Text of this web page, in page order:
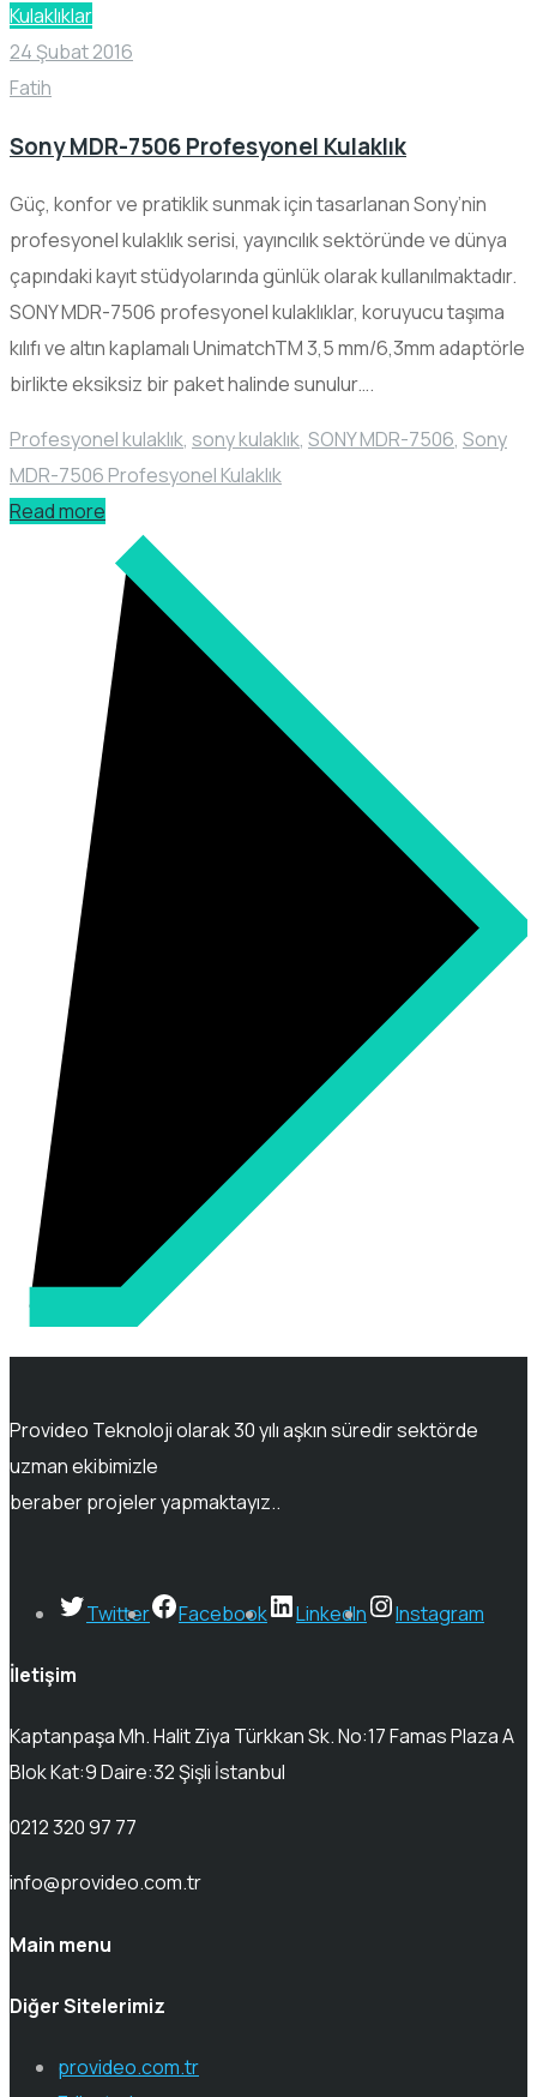
Kulaklıklar
24 Şubat 2016
Fatih
Sony MDR-7506 Profesyonel Kulaklık
Güç, konfor ve pratiklik sunmak için tasarlanan Sony’nin
profesyonel kulaklık serisi, yayıncılık sektöründe ve dünya
çapındaki kayıt stüdyolarında günlük olarak kullanılmaktadır.
SONY MDR-7506 profesyonel kulaklıklar, koruyucu taşıma
kılıfı ve altın kaplamalı UnimatchTM 3,5 mm/6,3mm adaptörle
birlikte eksiksiz bir paket halinde sunulur….
Profesyonel kulaklık, sony kulaklık, SONY MDR-7506, Sony
MDR-7506 Profesyonel Kulaklık
Read more
Provideo Teknoloji olarak 30 yılı aşkın süredir sektörde
uzman ekibimizle
beraber projeler yapmaktayız..
Twitter Facebook LinkedIn Instagram
İletişim
Kaptanpaşa Mh. Halit Ziya Türkkan Sk. No:17 Famas Plaza A
Blok Kat:9 Daire:32 Şişli İstanbul
0212 320 97 77
info@provideo.com.tr
Main menu
Diğer Sitelerimiz
provideo.com.tr